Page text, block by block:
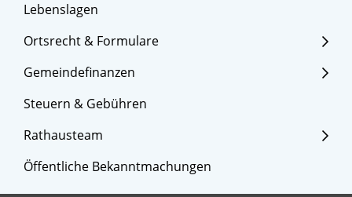
Lebenslagen
Ortsrecht & Formulare
Gemeindefinanzen
Steuern & Gebühren
Rathausteam
Öffentliche Bekanntmachungen